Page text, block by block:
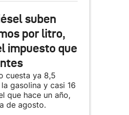
suben
por litro,
impuesto que
cuesta ya 8,5
gasolina y casi 16
que hace un año,
de agosto.